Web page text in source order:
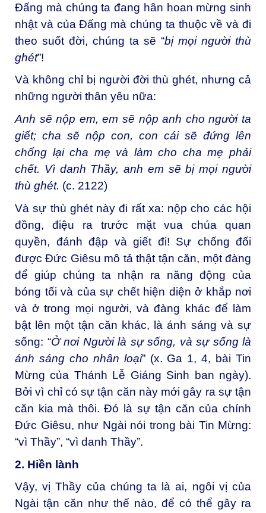
Đấng mà chúng ta đang hân hoan mừng sinh
nhật và của Đấng mà chúng ta thuộc về và đi
theo suốt đời, chúng ta sẽ “bị mọi người thù
ghét”!
Và không chỉ bị người đời thù ghét, nhưng cả
những người thân yêu nữa:
Anh sẽ nộp em, em sẽ nộp anh cho người ta
giết; cha sẽ nộp con, con cái sẽ đứng lên
chống lại cha mẹ và làm cho cha mẹ phải
chết. Vì danh Thầy, anh em sẽ bị mọi người
thù ghét. (c. 2122)
Và sự thù ghét này đi rất xa: nộp cho các hội
đồng, điệu ra trước mặt vua chúa quan
quyền, đánh đập và giết đi! Sự chống đối
được Đức Giêsu mô tả thật tận căn, một đàng
để giúp chúng ta nhận ra năng động của
bóng tối và của sự chết hiện diện ở khắp nơi
và ở trong mọi người, và đàng khác để làm
bật lên một tận căn khác, là ánh sáng và sự
sống: “Ở nơi Người là sự sống, và sự sống là
ánh sáng cho nhân loại” (x. Ga 1, 4, bài Tin
Mừng của Thánh Lễ Giáng Sinh ban ngày).
Bởi vì chỉ có sự tận căn này mới gây ra sự tận
căn kia mà thôi. Đó là sự tận căn của chính
Đức Giêsu, như Ngài nói trong bài Tin Mừng:
“vì Thầy”, “vì danh Thầy”.
2. Hiền lành
Vậy, vị Thầy của chúng ta là ai, ngôi vị của
Ngài tận căn như thế nào, để có thể gây ra